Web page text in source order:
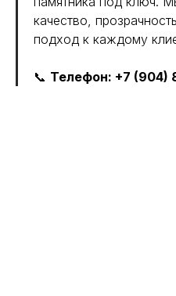
качество,
подход к каждому
📞 Телефон: +7 (904)